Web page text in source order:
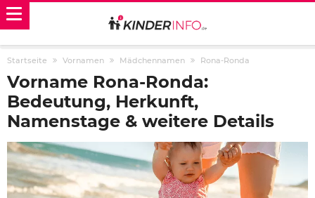
Startseite Vornamen Mädchennamen Rona-Ronda
Vorname Rona-Ronda:
Bedeutung, Herkunft,
Namenstage & weitere Details